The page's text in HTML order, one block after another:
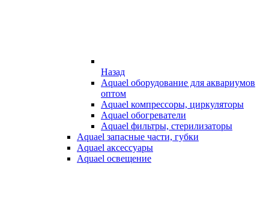
Назад
Aquael оборудование для аквариумов
оптом
Aquael компрессоры, циркуляторы
Aquael обогреватели
Aquael фильтры, стерилизаторы
Aquael запасные части, губки
Aquael аксессуары
Aquael освещение